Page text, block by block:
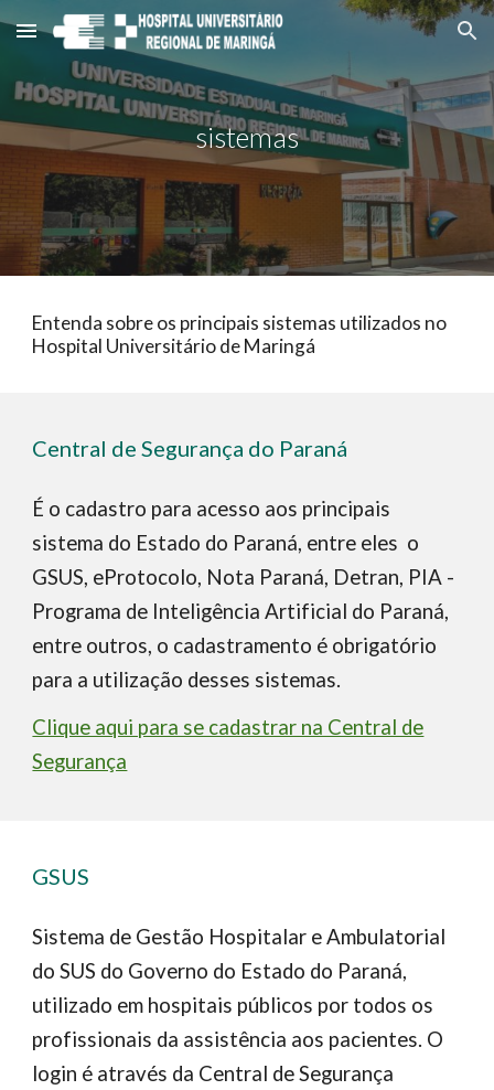
Skip to main content Skip to navigation
sistemas
Entenda sobre os principais sistemas utilizados no
Hospital Universitário de Maringá
Central de Segurança do Paraná
É o cadastro para acesso aos principais
sistema do Estado do Paraná, entre eles o
GSUS, eProtocolo, Nota Paraná, Detran, PIA -
Programa de Inteligência Artificial do Paraná,
entre outros, o cadastramento é obrigatório
para a utilização desses sistemas.
Clique aqui para se cadastrar na Central de
Segurança
GSUS
Sistema de Gestão Hospitalar e Ambulatorial
do SUS do Governo do Estado do Paraná,
utilizado em hospitais públicos por todos os
profissionais da assistência aos pacientes. O
login é através da Central de Segurança